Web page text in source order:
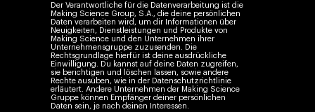
Der Verantwortliche für die Datenverarbeitung ist die
Making Science Group, S.A., die deine persönlichen
Daten verarbeiten wird, um dir Informationen über
Neuigkeiten, Dienstleistungen und Produkte von
Making Science und den Unternehmen ihrer
Unternehmensgruppe zuzusenden. Die
Rechtsgrundlage hierfür ist deine ausdrückliche
Einwilligung. Du kannst auf deine Daten zugreifen,
sie berichtigen und löschen lassen, sowie andere
Rechte ausüben, wie in der Datenschutzrichtlinie
erläutert. Andere Unternehmen der Making Science
Gruppe können Empfänger deiner persönlichen
Daten sein, je nach deinen Interessen.
Über Making Science
Karriere
10. Jahrestag
ESG
Agentic AI Marketing
ad-machina
The Tech Enabled
Digital Agency
Paid Media
Cloud & AI
Customers
Insights
Blogs
Events
Kontakt